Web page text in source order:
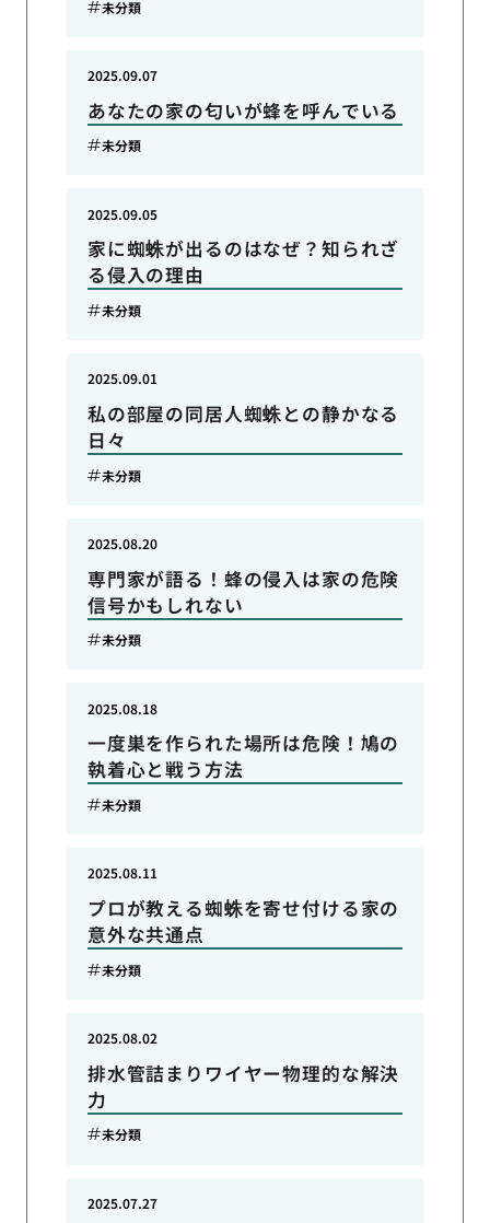
未分類
あなたの家の匂いが蜂を呼んでいる
2025.09.07
未分類
家に蜘蛛が出るのはなぜ？知られざ
る侵入の理由
2025.09.05
未分類
私の部屋の同居人蜘蛛との静かなる
日々
2025.09.01
未分類
専門家が語る！蜂の侵入は家の危険
信号かもしれない
2025.08.20
未分類
一度巣を作られた場所は危険！鳩の
執着心と戦う方法
2025.08.18
未分類
プロが教える蜘蛛を寄せ付ける家の
意外な共通点
2025.08.11
未分類
排水管詰まりワイヤー物理的な解決
力
2025.08.02
未分類
2025.07.27